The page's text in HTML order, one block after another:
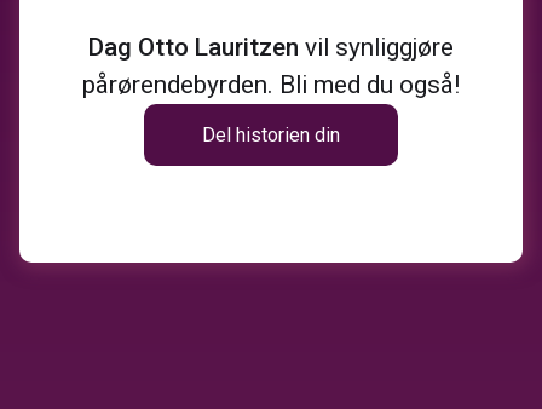
Dag Otto Lauritzen vil synliggjøre
pårørendebyrden. Bli med du også!
Del historien din